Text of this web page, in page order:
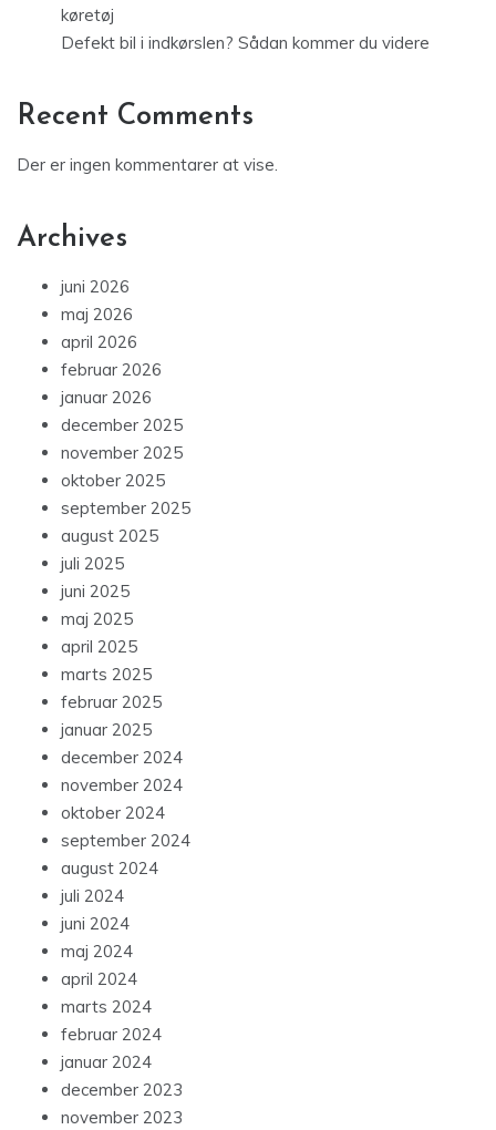
køretøj
Defekt bil i indkørslen? Sådan kommer du videre
Recent Comments
Der er ingen kommentarer at vise.
Archives
juni 2026
maj 2026
april 2026
februar 2026
januar 2026
december 2025
november 2025
oktober 2025
september 2025
august 2025
juli 2025
juni 2025
maj 2025
april 2025
marts 2025
februar 2025
januar 2025
december 2024
november 2024
oktober 2024
september 2024
august 2024
juli 2024
juni 2024
maj 2024
april 2024
marts 2024
februar 2024
januar 2024
december 2023
november 2023